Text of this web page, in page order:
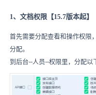
1、文档权限【15.7版本起】
首先需要分配查看和操作权限，
分配。
到后台--人员--权限里，分配以